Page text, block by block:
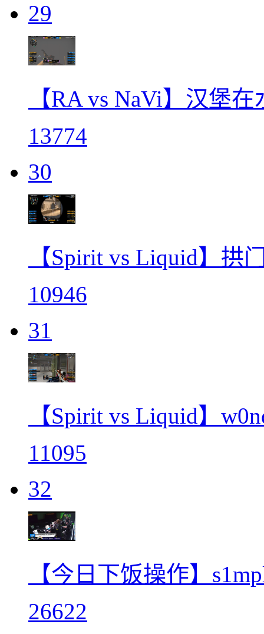
29
【RA vs NaVi】汉堡
13774
30
【Spirit vs Liquid】拱
10946
31
【Spirit vs Liquid】
11095
32
【今日下饭操作】
26622